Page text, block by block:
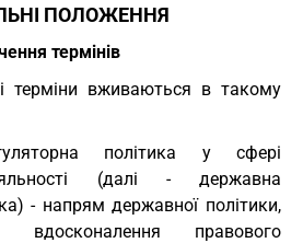
ПОЛОЖЕННЯ
термінів
терміни вживаються в такому
політика у сфері
(далі - державна
- напрям державної політики,
правового